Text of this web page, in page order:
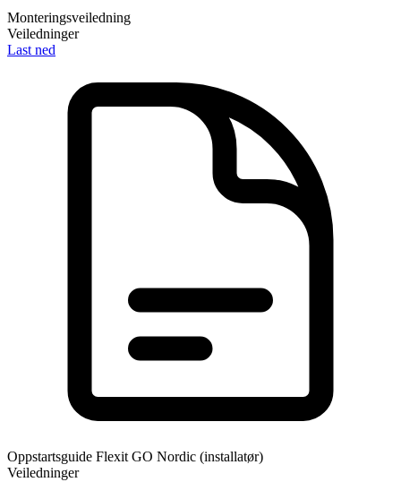
Monteringsveiledning
Veiledninger
Last ned
Oppstartsguide Flexit GO Nordic (installatør)
Veiledninger